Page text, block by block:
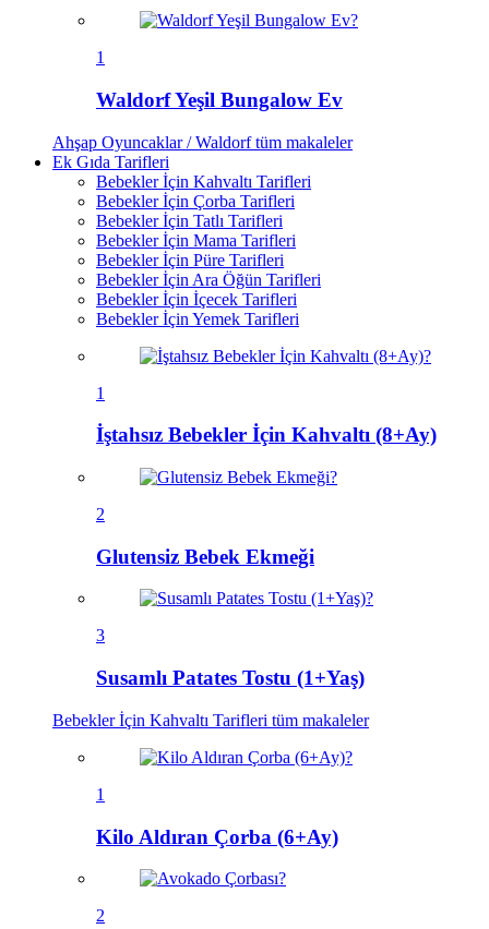
1
Waldorf Yeşil Bungalow Ev
Ahşap Oyuncaklar / Waldorftüm makaleler
Ek Gıda Tarifleri
Bebekler İçin Kahvaltı Tarifleri
Bebekler İçin Çorba Tarifleri
Bebekler İçin Tatlı Tarifleri
Bebekler İçin Mama Tarifleri
Bebekler İçin Püre Tarifleri
Bebekler İçin Ara Öğün Tarifleri
Bebekler İçin İçecek Tarifleri
Bebekler İçin Yemek Tarifleri
1
İştahsız Bebekler İçin Kahvaltı (8+Ay)
2
Glutensiz Bebek Ekmeği
3
Susamlı Patates Tostu (1+Yaş)
Bebekler İçin Kahvaltı Tarifleri tüm makaleler
1
Kilo Aldıran Çorba (6+Ay)
2